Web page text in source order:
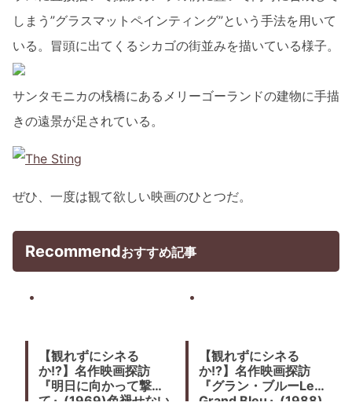
しまう”グラスマットペインティング”という手法を用いて
いる。冒頭に出てくるシカゴの街並みを描いている様子。
サンタモニカの桟橋にあるメリーゴーランドの建物に手描
きの遠景が足されている。
ぜひ、一度は観て欲しい映画のひとつだ。
Recommendおすすめ記事
【観れずにシネる
か!?】名作映画探訪
『明日に向かって撃
て』(1969)色褪せない
【観れずにシネる
か!?】名作映画探訪
『グラン・ブルーLe
Grand Bleu』(1988)